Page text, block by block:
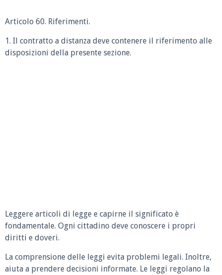
Articolo 60. Riferimenti.
1. Il contratto a distanza deve contenere il riferimento alle
disposizioni della presente sezione.
Leggere articoli di legge e capirne il significato è
fondamentale. Ogni cittadino deve conoscere i propri
diritti e doveri.
La comprensione delle leggi evita problemi legali. Inoltre,
aiuta a prendere decisioni informate. Le leggi regolano la